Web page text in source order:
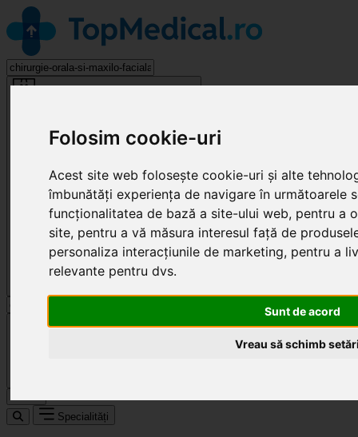
Folosim cookie-uri
Acest site web folosește cookie-uri și alte
îmbunătăți experiența de navigare în următoarele
funcționalitatea de bază a site-ului web, pentru a
site, pentru a vă măsura interesul față de
personaliza interacțiunile de marketing, pentru a
relevante pentru dvs.
Sunt de acord
Vreau să schimb
Cluj-Napoca
Specialități